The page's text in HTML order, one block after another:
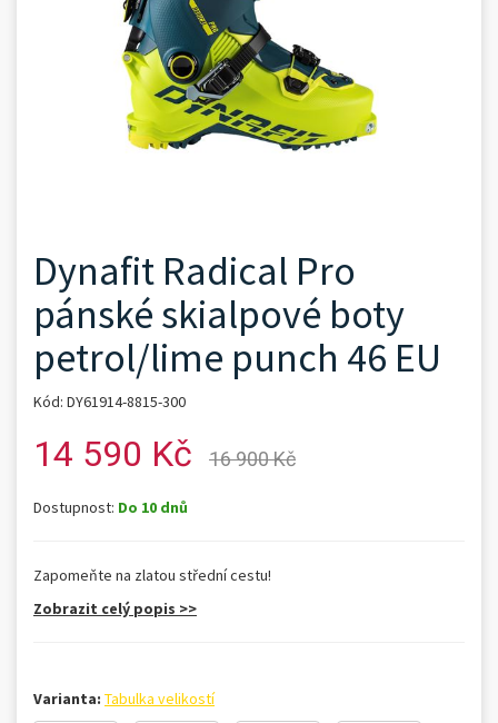
Dynafit Radical Pro
pánské skialpové boty
petrol/lime punch 46 EU
Kód: DY61914-8815-300
14 590 Kč 16 900 Kč
Dostupnost: Do 10 dnů
Zapomeňte na zlatou střední cestu!
Zobrazit celý popis >>
Varianta: Tabulka velikostí